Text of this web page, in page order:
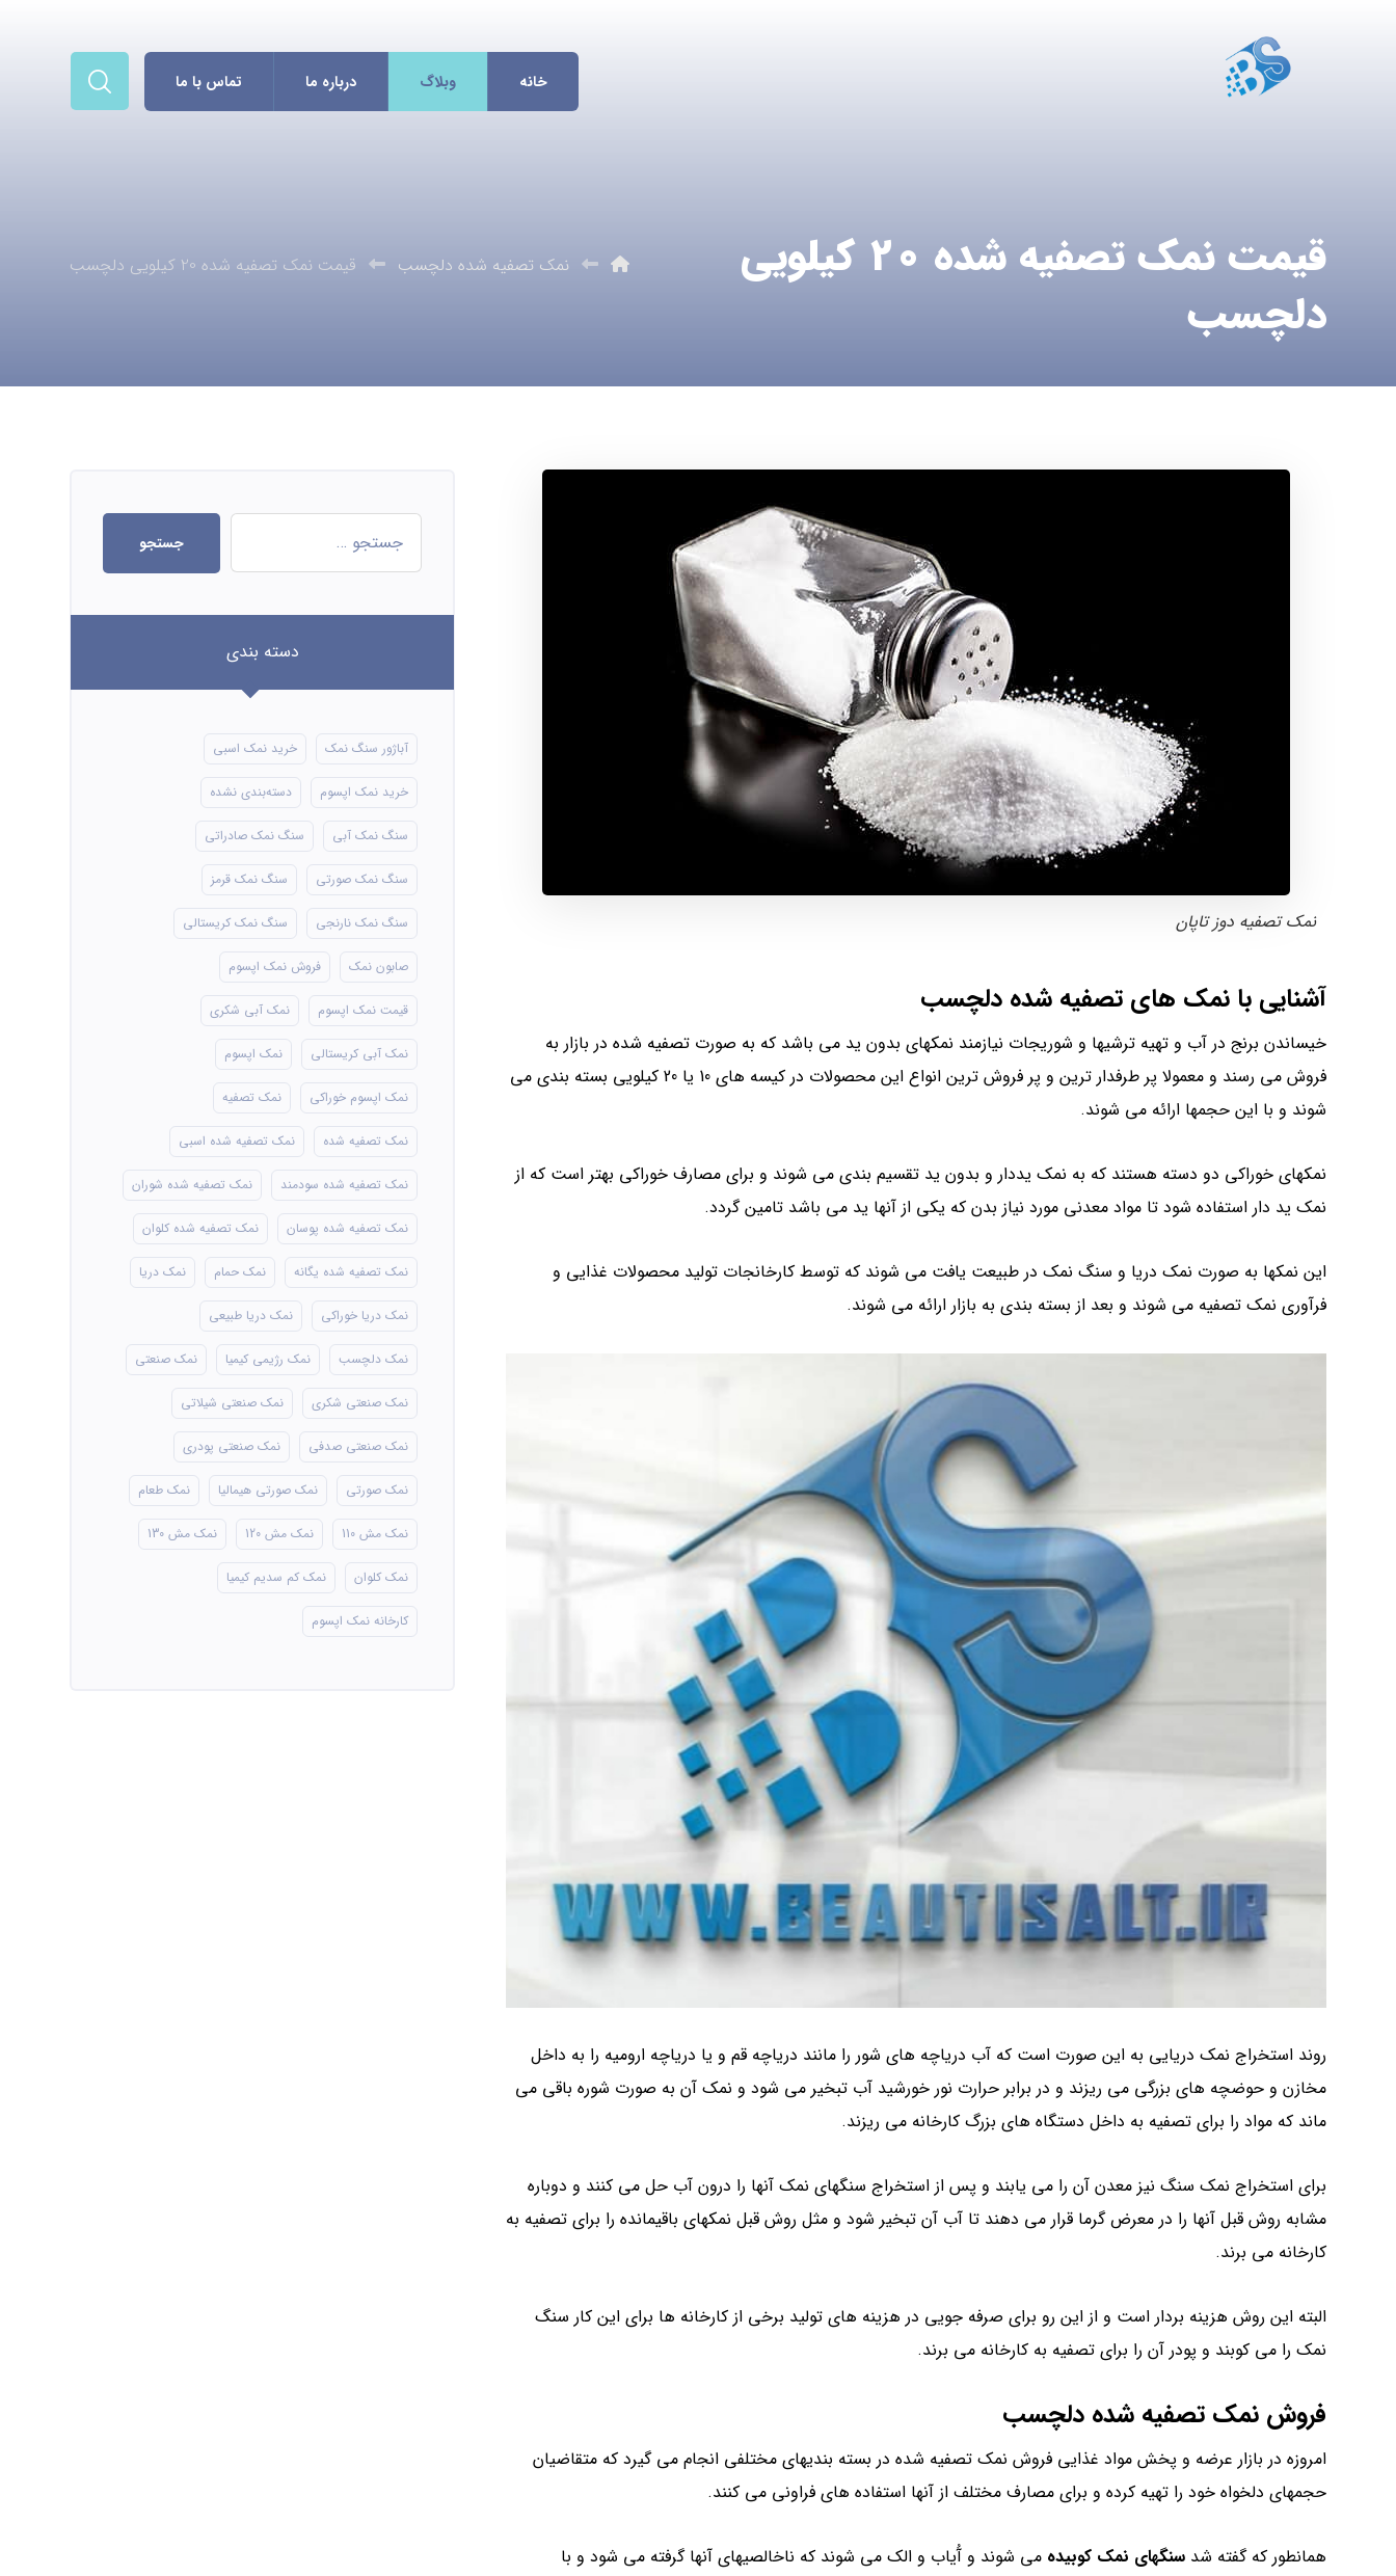
خانه وبلاگ درباره ما تماس با ما
قیمت نمک تصفیه شده 20 کیلویی
دلچسب
نمک تصفیه شده دلچسب قیمت نمک تصفیه شده 20 کیلویی دلچسب
نمک تصفیه دوز تاپان
آشنایی با نمک های تصفیه شده دلچسب
خیساندن برنج در آب و تهیه ترشیها و شوریجات نیازمند نمکهای بدون ید می باشد که به صورت تصفیه شده در بازار به
فروش می رسند و معمولا پر طرفدار ترین و پر فروش ترین انواع این محصولات در کیسه های 10 یا 20 کیلویی بسته بندی می
شوند و با این حجمها ارائه می شوند.
نمکهای خوراکی دو دسته هستند که به نمک یددار و بدون ید تقسیم بندی می شوند و برای مصارف خوراکی بهتر است که از
نمک ید دار استفاده شود تا مواد معدنی مورد نیاز بدن که یکی از آنها ید می باشد تامین گردد.
این نمکها به صورت نمک دریا و سنگ نمک در طبیعت یافت می شوند که توسط کارخانجات تولید محصولات غذایی و
فرآوری نمک تصفیه می شوند و بعد از بسته بندی به بازار ارائه می شوند.
روند استخراج نمک دریایی به این صورت است که آب دریاچه های شور را مانند دریاچه قم و یا دریاچه ارومیه را به داخل
مخازن و حوضچه های بزرگی می ریزند و در برابر حرارت نور خورشید آب تبخیر می شود و نمک آن به صورت شوره باقی می
ماند که مواد را برای تصفیه به داخل دستگاه های بزرگ کارخانه می ریزند.
برای استخراج نمک سنگ نیز معدن آن را می یابند و پس از استخراج سنگهای نمک آنها را درون آب حل می کنند و دوباره
مشابه روش قبل آنها را در معرض گرما قرار می دهند تا آب آن تبخیر شود و مثل روش قبل نمکهای باقیمانده را برای تصفیه به
کارخانه می برند.
البته این روش هزینه بردار است و از این رو برای صرفه جویی در هزینه های تولید برخی از کارخانه ها برای این کار سنگ
نمک را می کوبند و پودر آن را برای تصفیه به کارخانه می برند.
فروش نمک تصفیه شده دلچسب
امروزه در بازار عرضه و پخش مواد غذایی فروش نمک تصفیه شده در بسته بندیهای مختلفی انجام می گیرد که متقاضیان
حجمهای دلخواه خود را تهیه کرده و برای مصارف مختلف از آنها استفاده های فراونی می کنند.
همانطور که گفته شدسنگهای نمک کوبیده می شوند و آُیاب و الک می شوند که ناخالصیهای آنها گرفته می شود و با
جستجو
دسته بندی
آباژور سنگ نمک خرید نمک اسبی
خرید نمک اپسوم دسته‌بندی نشده
سنگ نمک آبی سنگ نمک صادراتی
سنگ نمک صورتی سنگ نمک قرمز
سنگ نمک نارنجی سنگ نمک کریستالی
صابون نمک فروش نمک اپسوم
قیمت نمک اپسوم نمک آبی شکری
نمک آبی کریستالی نمک اپسوم
نمک اپسوم خوراکی نمک تصفیه
نمک تصفیه شده نمک تصفیه شده اسبی
نمک تصفیه شده سودمند نمک تصفیه شده شوران
نمک تصفیه شده پوسان نمک تصفیه شده کلوان
نمک تصفیه شده یگانه نمک حمام نمک دریا
نمک دریا خوراکی نمک دریا طبیعی
نمک دلچسب نمک رژیمی کیمیا نمک صنعتی
نمک صنعتی شکری نمک صنعتی شیلاتی
نمک صنعتی صدفی نمک صنعتی پودری
نمک صورتی نمک صورتی هیمالیا نمک طعام
نمک مش 110 نمک مش 120 نمک مش 130
نمک کلوان نمک کم سدیم کیمیا
کارخانه نمک اپسوم